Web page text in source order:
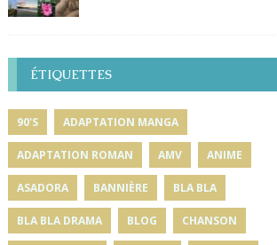
ÉTIQUETTES
90'S ADAPTATION MANGA
ADAPTATION ROMAN AMV ANIME
ASADORA BANNIÈRE BLA BLA
BLA BLA DRAMA BLOG CHANSON